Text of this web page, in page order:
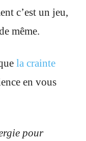
c’est un jeu,
même.
la crainte
en vous
pour